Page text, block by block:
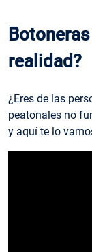
realidad?
¿Eres de las
peatonales no
y aquí te lo